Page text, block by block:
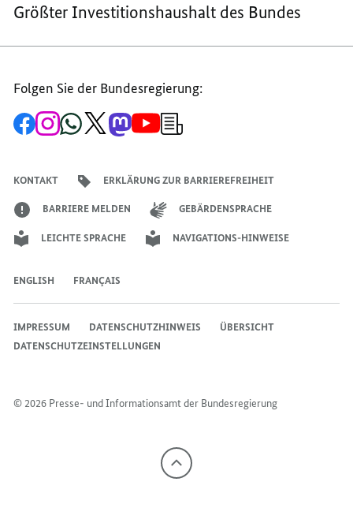
Größter Investitionshaushalt des Bundes
Folgen Sie der Bundesregierung:
Zur
Facebook-
Zum
Instagram-
Zum
WhatsApp-
Zum
X-
Zum
Mastodon-
Zum
YouTube-Anmeldung
KONTAKT ERKLÄRUNG ZUR BARRIEREFREIHEIT
BARRIERE MELDEN GEBÄRDENSPRACHE
LEICHTE SPRACHE NAVIGATIONS-HINWEISE
ENGLISH FRANÇAIS
© 2026 Presse- und Informationsamt der Bundesregierung
IMPRESSUM DATENSCHUTZHINWEIS
ÜBERSICHT
DATENSCHUTZEINSTELLUNGEN
Nach
oben